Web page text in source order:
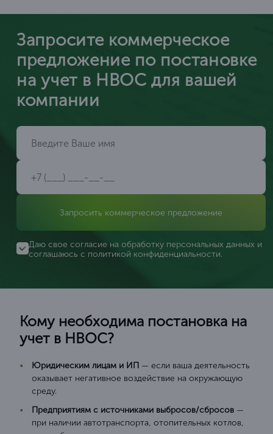
Запросите коммерческое
предложение по постановке
на учет в НВОС для вашей
компании
Запросить коммерческое предложение
Даю свое согласие на обработку персональных данных и
соглашаюсь с политикой конфиденциальности.
Кому необходима постановка на
учет в НВОС?
Юридическим лицам и ИП — если ваша деятельность
оказывает негативное воздействие на окружающую
среду.
Предприятиям с источниками выбросов/сбросов —
при наличии автотранспорта, отопительных котлов,